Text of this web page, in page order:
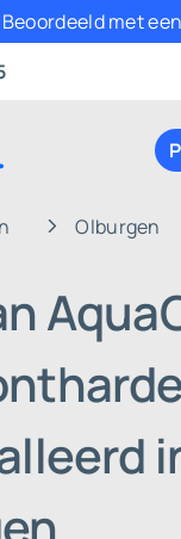
Beoordeeld met
Olburgen